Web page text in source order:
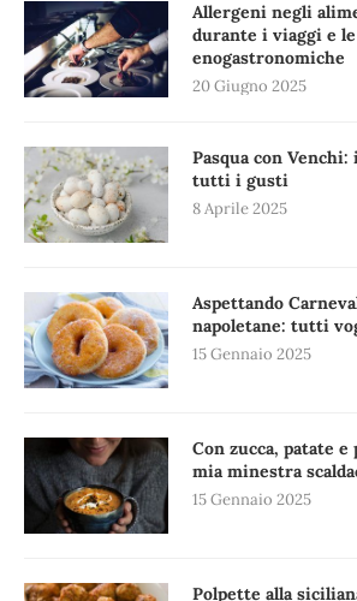
Allergeni negli
durante i viaggi e
enogastronomiche
20 Giugno 2025
Pasqua con
tutti i gusti
8 Aprile 2025
Aspettando
napoletane: tutti
15 Gennaio 2025
Con zucca, patate
mia minestra
15 Gennaio 2025
Polpette alla